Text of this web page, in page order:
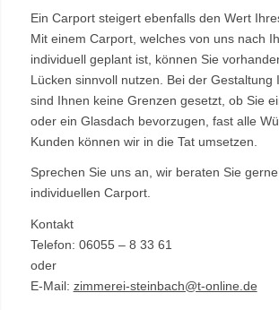
Ein Carport steigert ebenfalls den Wert
Mit einem Carport, welches von uns nach
individuell geplant ist, können Sie
Lücken sinnvoll nutzen. Bei der Gestaltung
sind Ihnen keine Grenzen gesetzt, ob Sie
oder ein Glasdach bevorzugen, fast alle
Kunden können wir in die Tat umsetzen.
Sprechen Sie uns an, wir beraten Sie
individuellen Carport.
Kontakt
Telefon: 06055 – 8 33 61
oder
E-Mail: zimmerei-steinbach@t-online.de